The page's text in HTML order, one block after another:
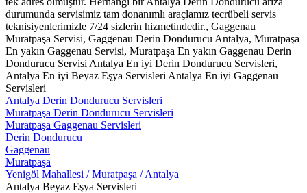
durumunda servisimiz tam donanımlı araçlamız tecrübeli servis
teknisiyenlerimizle 7/24 sizlerin hizmetindedir., Gaggenau
Muratpaşa Servisi, Gaggenau Derin Dondurucu Antalya, Muratpaşa
En yakın Gaggenau Servisi, Muratpaşa En yakın Gaggenau Derin
Dondurucu Servisi Antalya En iyi Derin Dondurucu Servisleri,
Antalya En iyi Beyaz Eşya Servisleri Antalya En iyi Gaggenau
Servisleri
Antalya Derin Dondurucu Servisleri
Muratpaşa Derin Dondurucu Servisleri
Muratpaşa Gaggenau Servisleri
Derin Dondurucu
Gaggenau
Muratpaşa
Yenigöl Mahallesi / Muratpaşa / Antalya
Antalya Beyaz Eşya Servisleri